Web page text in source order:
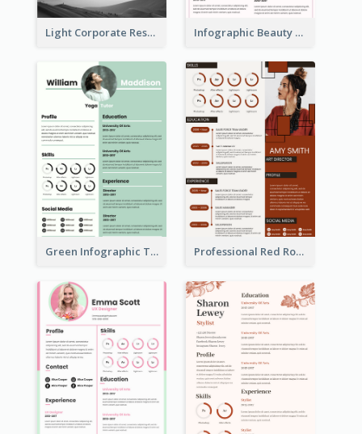
Light Corporate Resume Infographic Beauty Consultant Resume
Green Infographic Teacher Resume Professional Red Rouge Resume